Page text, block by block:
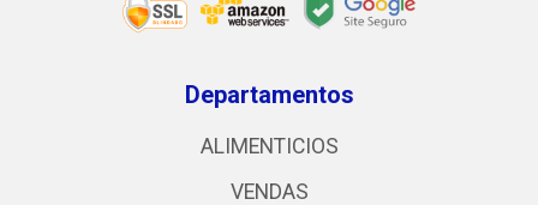
Departamentos
ALIMENTICIOS
VENDAS